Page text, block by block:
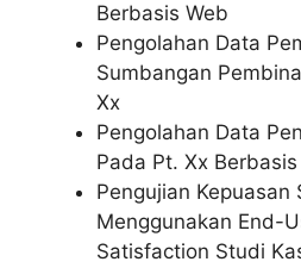
Berbasis Web
Pengolahan Data
Sumbangan
Xx
Pengolahan Data
Pada Pt. Xx
Pengujian Kepuasan
Menggunakan End-
Satisfaction Studi